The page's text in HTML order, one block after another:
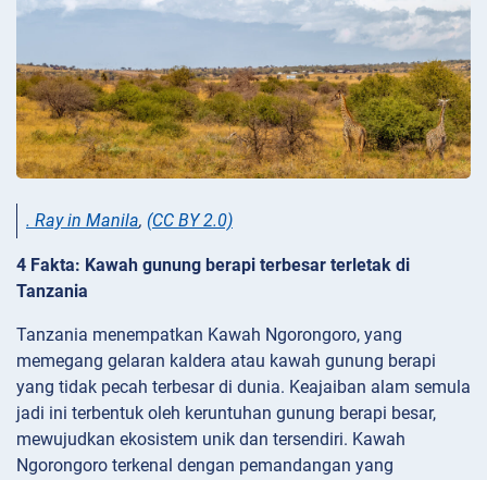
. Ray in Manila, (CC BY 2.0)
4 Fakta: Kawah gunung berapi terbesar terletak di
Tanzania
Tanzania menempatkan Kawah Ngorongoro, yang
memegang gelaran kaldera atau kawah gunung berapi
yang tidak pecah terbesar di dunia. Keajaiban alam semula
jadi ini terbentuk oleh keruntuhan gunung berapi besar,
mewujudkan ekosistem unik dan tersendiri. Kawah
Ngorongoro terkenal dengan pemandangan yang